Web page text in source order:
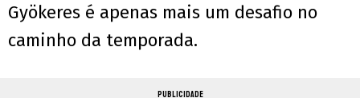
Gyökeres é apenas mais um desafio no
caminho da temporada.
PUBLICIDADE